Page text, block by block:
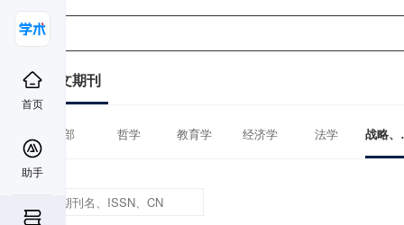
首页
助手
中文期刊
全部 哲学 教育学 经济学 法学 战